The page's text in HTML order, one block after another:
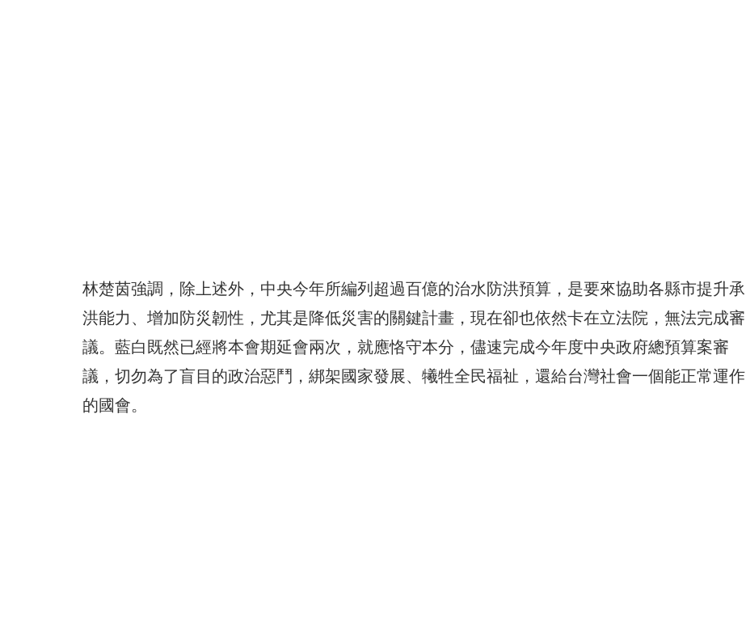
林楚茵強調，除上述外，中央今年所編列超過百億的治水防洪預算，是要來協助各縣市提升承
洪能力、增加防災韌性，尤其是降低災害的關鍵計畫，現在卻也依然卡在立法院，無法完成審
議。藍白既然已經將本會期延會兩次，就應恪守本分，儘速完成今年度中央政府總預算案審
議，切勿為了盲目的政治惡鬥，綁架國家發展、犧牲全民福祉，還給台灣社會一個能正常運作
的國會。